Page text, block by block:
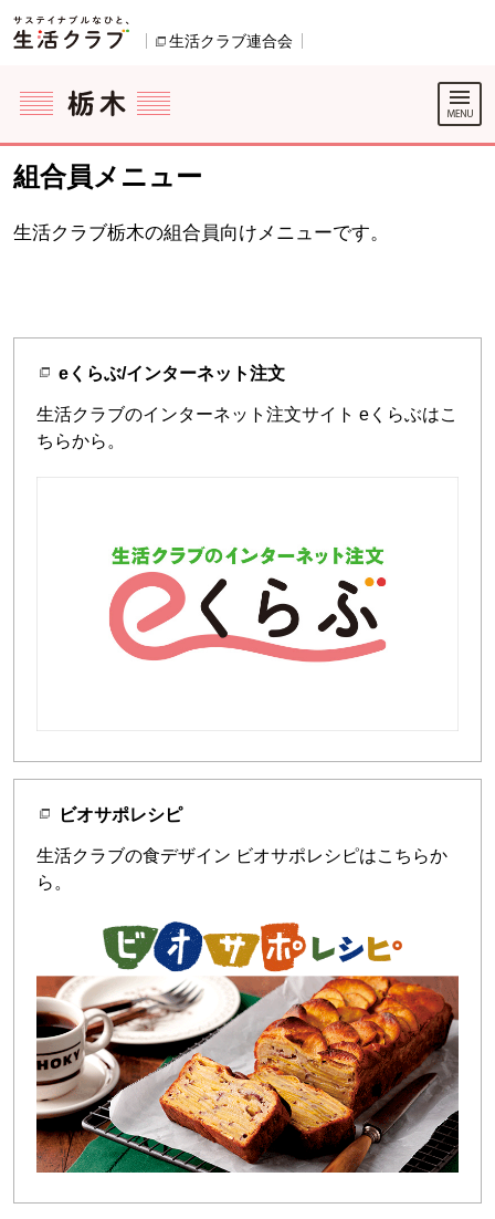
ページの先頭です。
生活クラブ連合会
ここからサイト内共通メニューです。
サイト内共通メニューをスキップする
サイト内共通メニューここまで。
組合員メニュー
生活クラブ栃木の組合員向けメニューです。
eくらぶ/インターネット注文
生活クラブのインターネット注文サイト eくらぶはこ
ちらから。
ビオサポレシピ
生活クラブの食デザイン ビオサポレシピはこちらか
ら。